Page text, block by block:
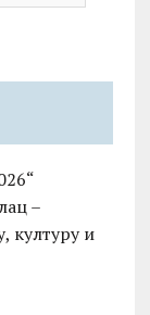
–
културу и